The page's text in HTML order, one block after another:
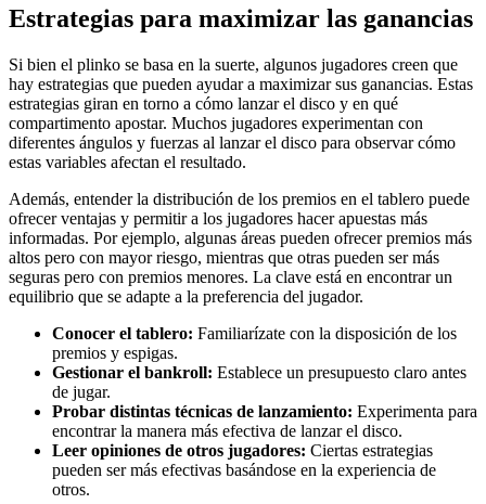
Estrategias para maximizar las ganancias
Si bien el plinko se basa en la suerte, algunos jugadores creen que
hay estrategias que pueden ayudar a maximizar sus ganancias. Estas
estrategias giran en torno a cómo lanzar el disco y en qué
compartimento apostar. Muchos jugadores experimentan con
diferentes ángulos y fuerzas al lanzar el disco para observar cómo
estas variables afectan el resultado.
Además, entender la distribución de los premios en el tablero puede
ofrecer ventajas y permitir a los jugadores hacer apuestas más
informadas. Por ejemplo, algunas áreas pueden ofrecer premios más
altos pero con mayor riesgo, mientras que otras pueden ser más
seguras pero con premios menores. La clave está en encontrar un
equilibrio que se adapte a la preferencia del jugador.
Conocer el tablero: Familiarízate con la disposición de los
premios y espigas.
Gestionar el bankroll: Establece un presupuesto claro antes
de jugar.
Probar distintas técnicas de lanzamiento: Experimenta para
encontrar la manera más efectiva de lanzar el disco.
Leer opiniones de otros jugadores: Ciertas estrategias
pueden ser más efectivas basándose en la experiencia de
otros.